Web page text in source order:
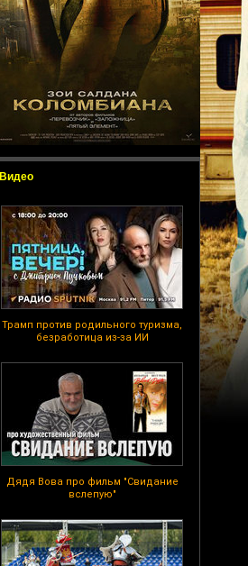
Видео
Трамп против родильного туризма,
безработица из-за ИИ
Дядя Вова про фильм "Свидание
вслепую"